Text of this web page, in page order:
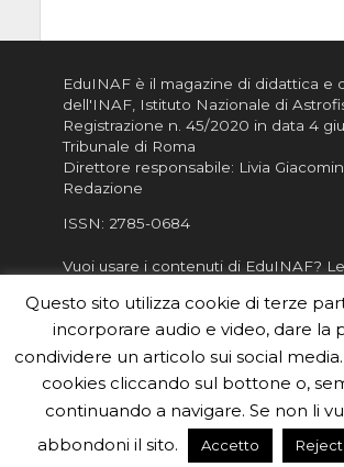
EduINAF è il magazine di didattica e
dell'INAF, Istituto Nazionale di
Registrazione n. 45/2020 in data 4
Tribunale di Roma
Direttore responsabile: Livia
Redazione
ISSN: 2785-0684
Vuoi usare i contenuti di EduINAF?
Informativa sulla Privacy
Informatva sui Cookie
Per la rubrica de l'Astronomo
inviarci le tue foto o i tuoi contributi,
redazione.edu [chiocciola] inaf.it
il form
Questo sito utilizza cookie di terze
incorporare audio e video, dare la
condividere un articolo sui social
cookies cliccando sul bottone o,
continuando a navigare. Se non li
abbondoni il sito.
Accetto Reject